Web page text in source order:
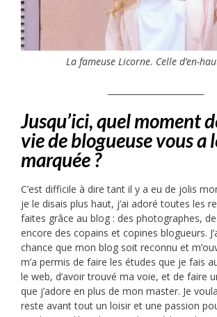
La fameuse Licorne. Celle d’en-
Jusqu’ici, quel moment
vie de blogueuse vous a
marquée ?
C’est difficile à dire tant il y a eu de jolis
je le disais plus haut, j’ai adoré toutes les
faites grâce au blog : des photographes,
encore des copains et copines blogueurs.
chance que mon blog soit reconnu et
m’a permis de faire les études que je fais
le web, d’avoir trouvé ma voie, et de faire
que j’adore en plus de mon master. Je
reste avant tout un loisir et une passion